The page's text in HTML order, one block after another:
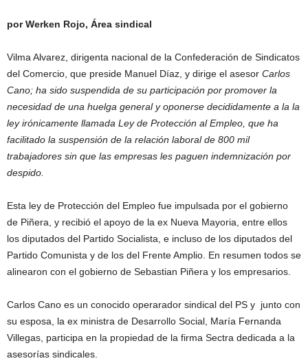
por Werken Rojo, Área sindical
Vilma Alvarez, dirigenta nacional de la Confederación de Sindicatos
del Comercio, que preside Manuel Díaz, y dirige el asesor Carlos
Cano; ha sido suspendida de su participación por promover la
necesidad de una huelga general y oponerse decididamente a la la
ley irónicamente llamada Ley de Protección al Empleo, que ha
facilitado la suspensión de la relación laboral de 800 mil
trabajadores sin que las empresas les paguen indemnización por
despido.
Esta ley de Protección del Empleo fue impulsada por el gobierno
de Piñera, y recibió el apoyo de la ex Nueva Mayoria, entre ellos
los diputados del Partido Socialista, e incluso de los diputados del
Partido Comunista y de los del Frente Amplio. En resumen todos se
alinearon con el gobierno de Sebastian Piñera y los empresarios.
Carlos Cano es un conocido operarador sindical del PS y junto con
su esposa, la ex ministra de Desarrollo Social, María Fernanda
Villegas, participa en la propiedad de la firma Sectra dedicada a la
asesorías sindicales.